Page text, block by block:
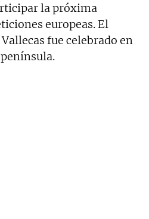
la próxima
europeas. El
fue celebrado en